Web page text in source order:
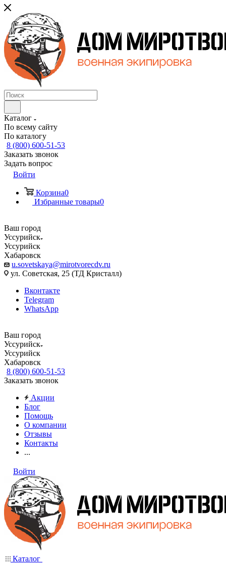
Каталог
По всему сайту
По каталогу
8 (800) 600-51-53
Заказать звонок
Задать вопрос
Войти
Корзина0
Избранные товары0
Ваш город
Уссурийск
Уссурийск
Хабаровск
u.sovetskaya@mirotvorecdv.ru
ул. Советская, 25 (ТД Кристалл)
Вконтакте
Telegram
WhatsApp
Ваш город
Уссурийск
Уссурийск
Хабаровск
8 (800) 600-51-53
Заказать звонок
Акции
Блог
Помощь
О компании
Отзывы
Контакты
...
Войти
Каталог